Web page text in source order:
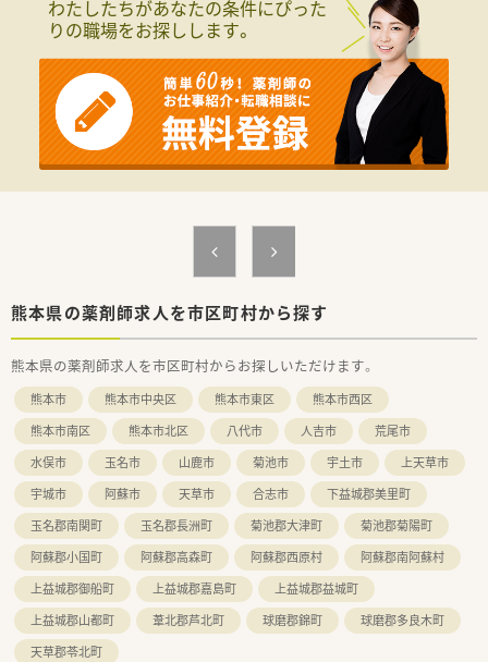
■病院での実務経験が豊富な方は年収600万円のご提示を受け
る可能性もございます。
■外来は院外処方です。
わたしたちがあなたの条件にぴった
りの職場をお探しします。
熊本県の薬剤師求人を市区町村から探す
熊本県の薬剤師求人を市区町村からお探しいただけます。
熊本市 熊本市中央区 熊本市東区
熊本市西区
熊本市南区
熊本市北区 八代市 人吉市
荒尾市
水俣市
玉名市 山鹿市 菊池市 宇土市
上天草市
宇城市
阿蘇市 天草市 合志市
下益城郡美里町
玉名郡南関町
玉名郡長洲町 菊池郡大津町
菊池郡菊陽町
阿蘇郡小国町
阿蘇郡高森町 阿蘇郡西原村
阿蘇郡南阿蘇村
上益城郡御船町
上益城郡嘉島町
上益城郡益城町
上益城郡山都町
葦北郡芦北町 球磨郡錦町
球磨郡多良木町
天草郡苓北町